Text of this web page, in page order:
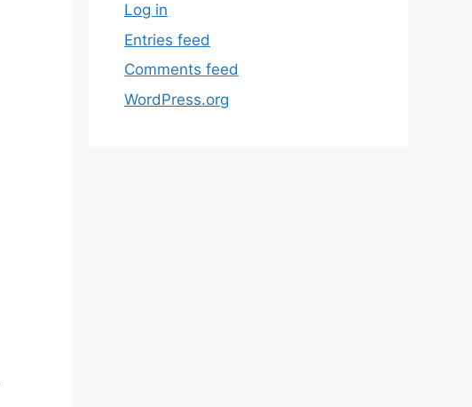
Log in
Entries feed
Comments feed
WordPress.org